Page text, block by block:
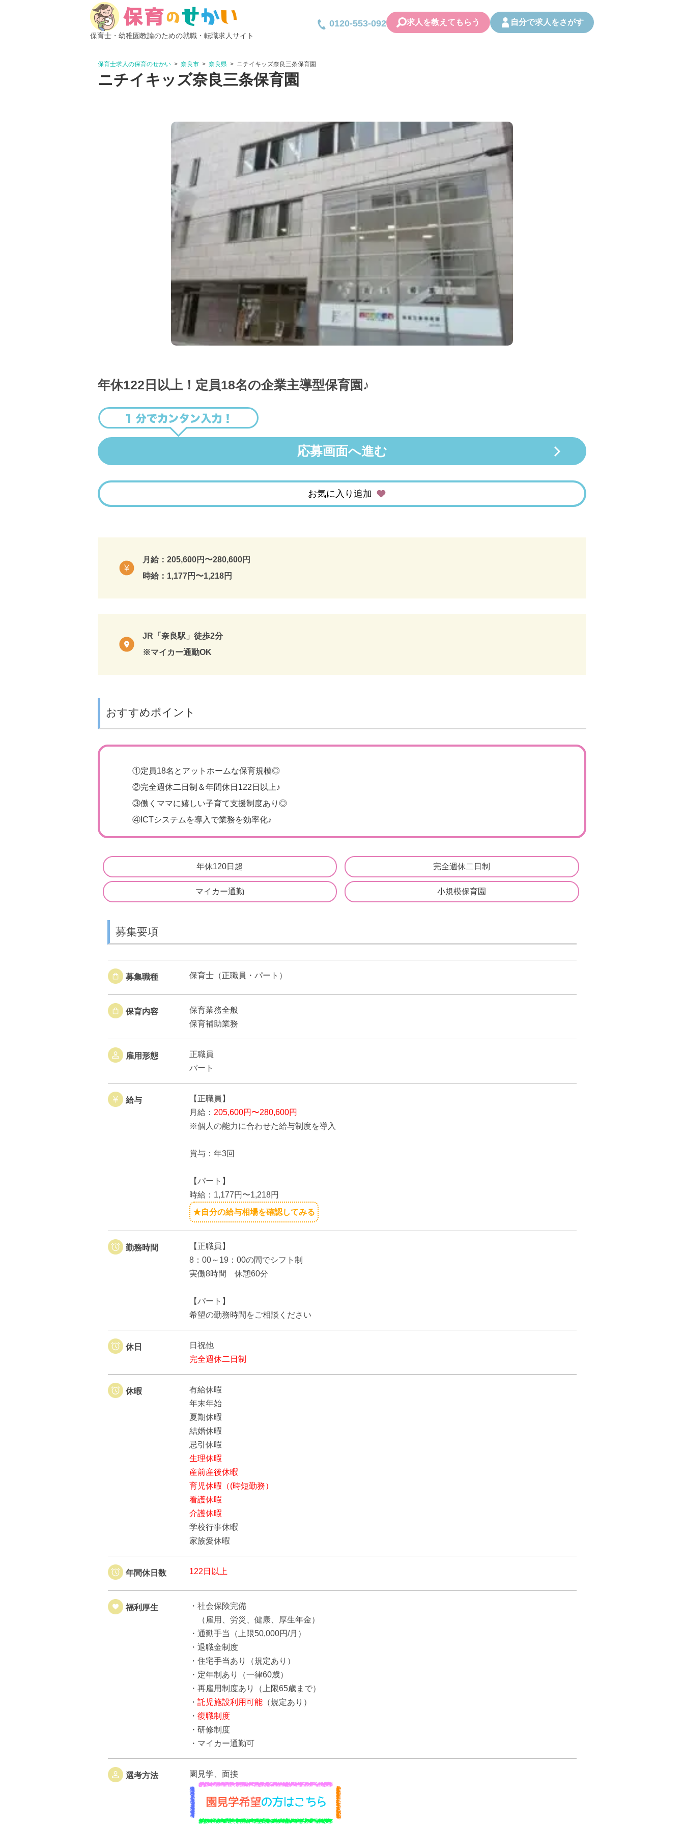
保育士・幼稚園教諭のための就職・転職求人サイト
0120-553-092 求人を教えてもらう 自分で求人をさがす
保育士求人の保育のせかい 奈良市 奈良県 ニチイキッズ奈良三条保育園
ニチイキッズ奈良三条保育園
年休122日以上！定員18名の企業主導型保育園♪
応募画面へ進む
お気に入り追加
月給：205,600円〜280,600円
時給：1,177円〜1,218円
JR「奈良駅」徒歩2分
※マイカー通勤OK
おすすめポイント
①定員18名とアットホームな保育規模◎
②完全週休二日制＆年間休日122日以上♪
③働くママに嬉しい子育て支援制度あり◎
④ ICTシステムを導入で業務を効率化♪
年休120日超 完全週休二日制
マイカー通勤 小規模保育園
募集要項
募集職種 保育士（正職員・パート）
保育内容
保育業務全般
保育補助業務
雇用形態
正職員
パート
給与
【正職員】
月給： 205,600円〜280,600円
※個人の能力に合わせた給与制度を導入
賞与：年3回
【パート】
時給：1,177円〜1,218円
★自分の給与相場を確認してみる
勤務時間
【正職員】
8：00～19：00の間でシフト制
実働8時間 休憩60分
【パート】
希望の勤務時間をご相談ください
休日
日祝他
完全週休二日制
休暇
有給休暇
年末年始
夏期休暇
結婚休暇
忌引休暇
生理休暇
産前産後休暇
育児休暇（(時短勤務）
看護休暇
介護休暇
学校行事休暇
家族愛休暇
年間休日数 122日以上
福利厚生
・社会保険完備
（雇用、労災、健康、厚生年金）
・通勤手当（上限50,000円/月）
・退職金制度
・住宅手当あり（規定あり）
・定年制あり（一律60歳）
・再雇用制度あり（上限65歳まで）
・ 託児施設利用可能（規定あり）
・ 復職制度
・研修制度
・マイカー通勤可
選考方法 園見学、面接